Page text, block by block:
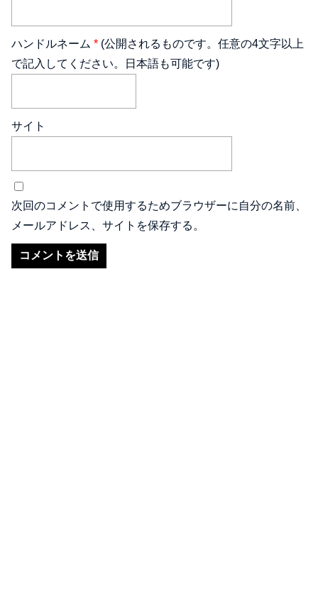
ハンドルネーム * (公開されるものです。任意の4文字以上
で記入してください。日本語も可能です)
サイト
次回のコメントで使用するためブラウザーに自分の名前、
メールアドレス、サイトを保存する。